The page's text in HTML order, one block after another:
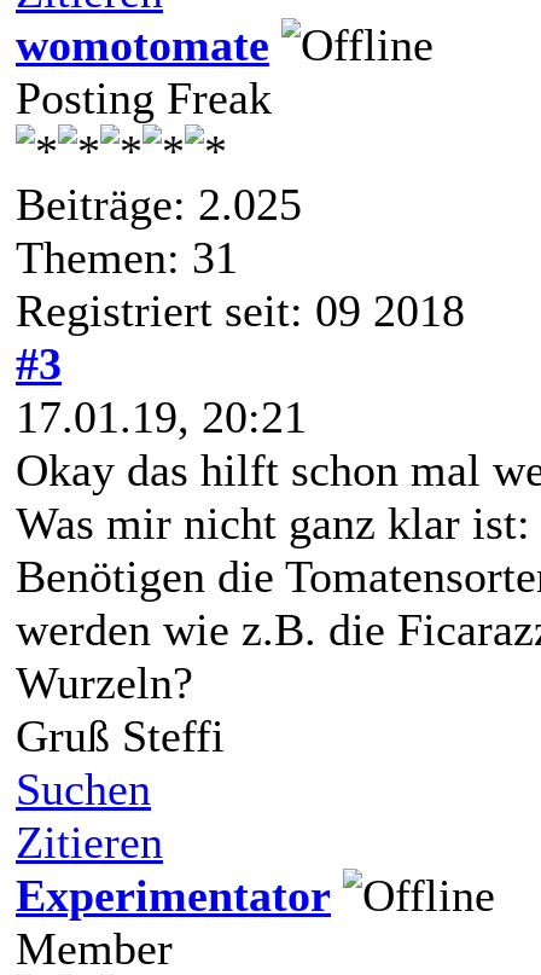
womotomate
Posting Freak
Beiträge: 2.025
Themen: 31
Registriert seit: 09 2018
#3
17.01.19, 20:21
Okay das hilft schon mal
Was mir nicht ganz klar ist:
Benötigen die
werden wie z.B. die
Wurzeln?
Gruß Steffi
Suchen
Zitieren
Experimentator
Member